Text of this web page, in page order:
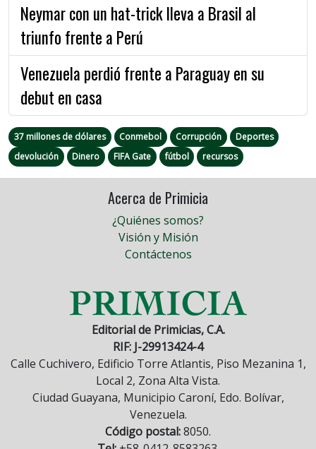
Neymar con un hat-trick lleva a Brasil al
triunfo frente a Perú
Venezuela perdió frente a Paraguay en su
debut en casa
37 millones de dólares Conmebol Corrupción
Deportes
devolución
Dinero FIFA Gate fútbol recursos
Acerca de Primicia
¿Quiénes somos?
Visión y Misión
Contáctenos
Editorial de Primicias, C.A.
RIF: J-29913424-4
Calle Cuchivero, Edificio Torre Atlantis, Piso Mezanina 1,
Local 2, Zona Alta Vista.
Ciudad Guayana, Municipio Caroní, Edo. Bolívar,
Venezuela.
Código postal:8050.